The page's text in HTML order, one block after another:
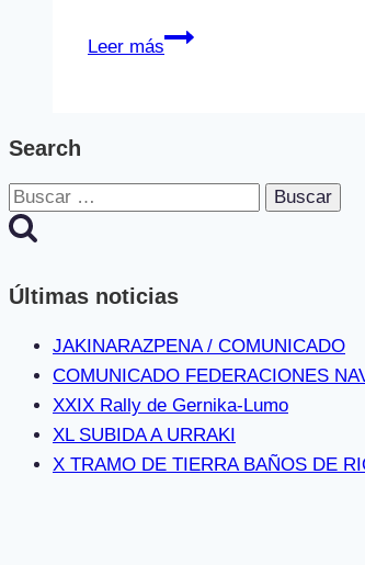
Leer más
X
DE
RIOJA
Search
Buscar:
Últimas noticias
JAKINARAZPENA / COMUNICADO
COMUNICADO FEDERACIONES
XXIX Rally de Gernika-Lumo
XL SUBIDA A URRAKI
X TRAMO DE TIERRA BAÑOS DE